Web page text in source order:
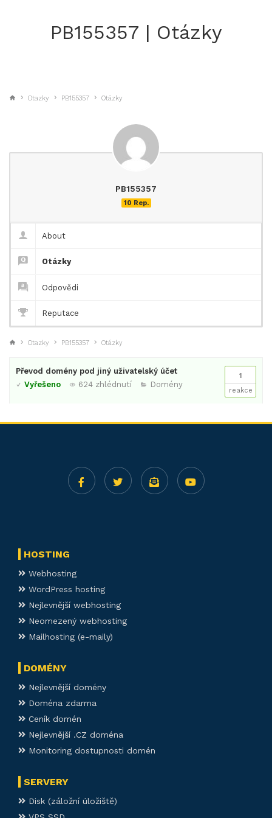
PB155357 | Otázky
Otazky PB155357 Otázky
PB155357
10 Rep.
About
Otázky
Odpovědi
Reputace
Otazky PB155357 Otázky
1
reakce
Převod domény pod jiný uživatelský účet
Vyřešeno
624 zhlédnutí Domény
HOSTING
Webhosting
WordPress hosting
Nejlevnější webhosting
Neomezený webhosting
Mailhosting (e-maily)
DOMÉNY
Nejlevnější domény
Doména zdarma
Ceník domén
Nejlevnější .CZ doména
Monitoring dostupnosti domén
SERVERY
Disk (záložní úložiště)